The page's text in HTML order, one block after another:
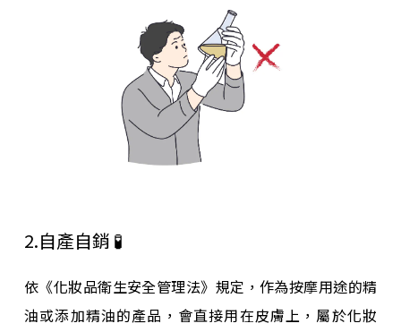
2.自產自銷 🧪
依《化妝品衛生安全管理法》規定，作為按摩用途的精
油或添加精油的產品，會直接用在皮膚上，屬於化妝